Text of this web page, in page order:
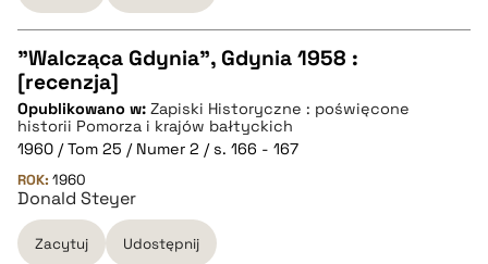
pobierz cytat
CZYSTY TEKST
pobierz cytat
BIBTEX
"Walcząca Gdynia", Gdynia 1958 :
[recenzja]
Opublikowano w: Zapiski Historyczne : poświęcone
historii Pomorza i krajów bałtyckich
1960 / Tom 25 / Numer 2 / s. 166 - 167
ROK: 1960
Donald Steyer
Zacytuj Udostępnij